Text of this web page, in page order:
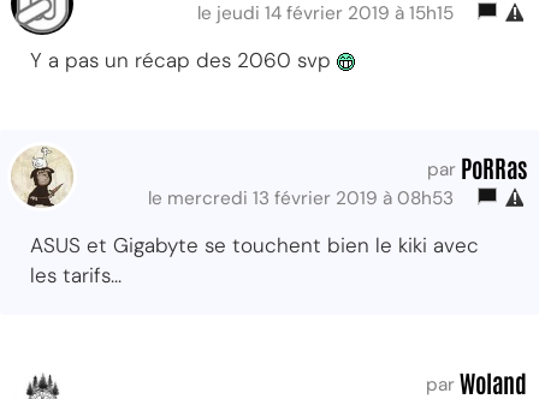
le jeudi 14 février 2019 à 15h15
Y a pas un récap des 2060 svp
par PoRRas
le mercredi 13 février 2019 à 08h53
ASUS et Gigabyte se touchent bien le kiki avec
les tarifs...
par Woland